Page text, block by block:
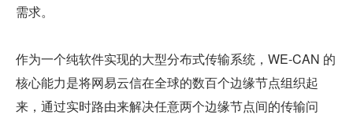
需求。
作为一个纯软件实现的大型分布式传输系统，WE-CAN 的
核心能力是将网易云信在全球的数百个边缘节点组织起
来，通过实时路由来解决任意两个边缘节点间的传输问